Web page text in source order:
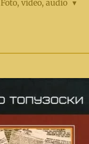
Foto, video, аudio